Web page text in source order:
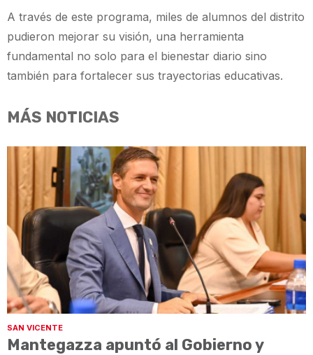
A través de este programa, miles de alumnos del distrito
pudieron mejorar su visión, una herramienta
fundamental no solo para el bienestar diario sino
también para fortalecer sus trayectorias educativas.
MÁS NOTICIAS
SAN VICENTE
Mantegazza apuntó al Gobierno y